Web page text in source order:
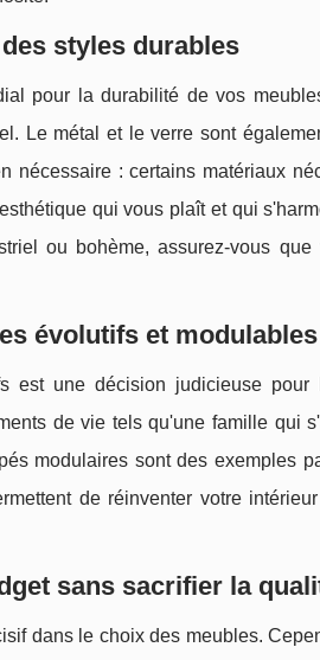
styles durables
pour la durabilité de vos
Le métal et le verre sont
nécessaire : certains matériaux
qui vous plaît et qui
ou bohème, assurez-vous
évolutifs et modulables
est une décision judicieuse
de vie tels qu'une famille qui
modulaires sont des exemples
de réinventer votre
sans sacrifier la
dans le choix des meubles.